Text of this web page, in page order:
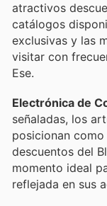
atractivos
catálogos
exclusivas y las
visitar con
Ese.
Electrónica de
señaladas, los
posicionan
descuentos del
momento ideal
reflejada en sus